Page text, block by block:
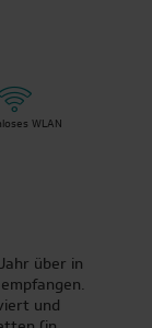
für
WLAN
über in
und